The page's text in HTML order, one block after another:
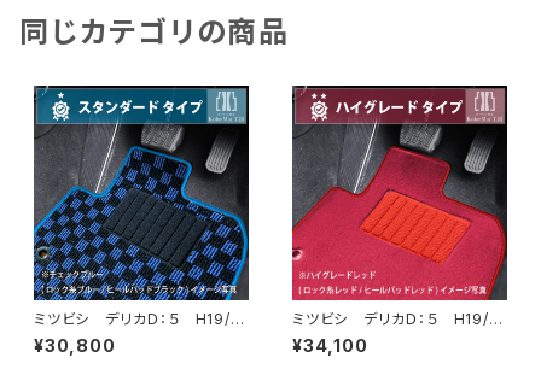
同じカテゴリの商品
ミツビシ デリカＤ：５ H19/
1〜 CV1/2/5W フロアマッ
ト ラゲッジマット付 カーマッ
¥30,800
ミツビシ デリカＤ：５ H19/
1〜 CV1/2/5W フロアマッ
ト ラゲッジマット付 カーマッ
¥34,100